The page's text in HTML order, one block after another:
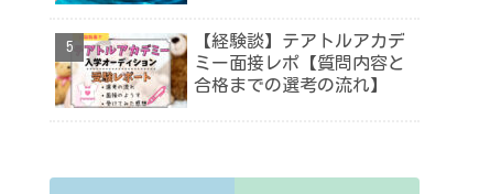
【経験談】テアトルアカデ
ミー面接レポ【質問内容と
合格までの選考の流れ】